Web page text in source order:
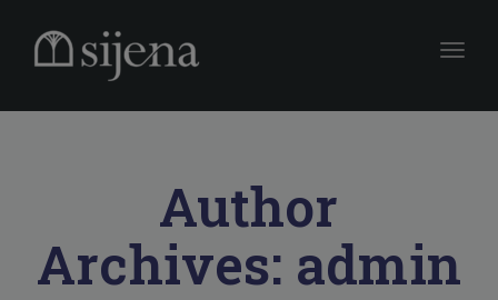
Author
Archives: admin